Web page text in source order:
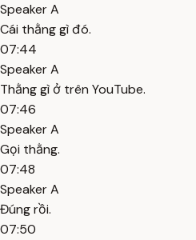
Speaker A
Cái thằng gì đó.
07:44
Speaker A
Thằng gì ở trên YouTube.
07:46
Speaker A
Gọi thằng.
07:48
Speaker A
Đúng rồi.
07:50